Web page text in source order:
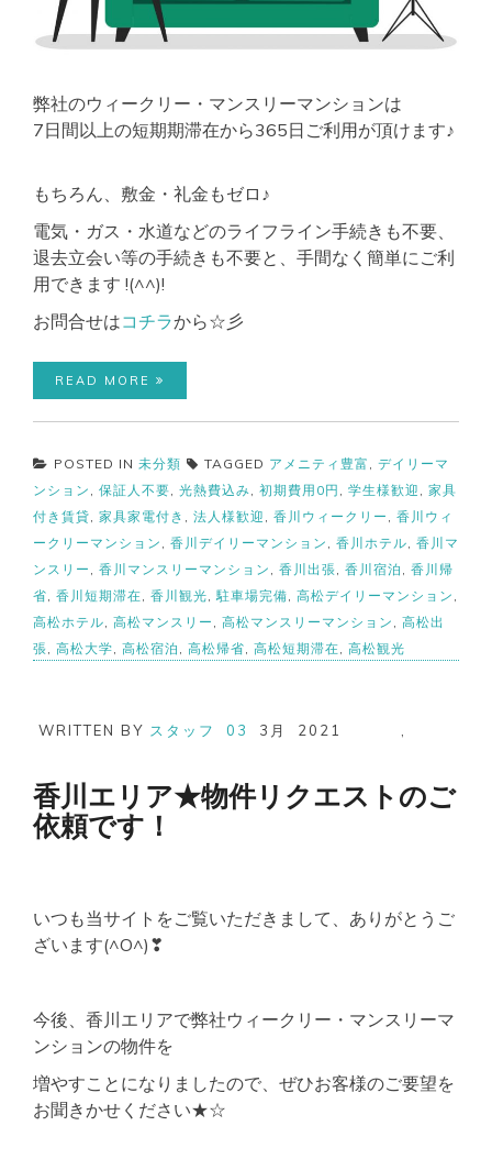
弊社のウィークリー・マンスリーマンションは
7日間以上の短期期滞在から365日ご利用が頂けます♪
もちろん、敷金・礼金もゼロ♪
電気・ガス・水道などのライフライン手続きも不要、
退去立会い等の手続きも不要と、手間なく簡単にご利
用できます !(^^)!
お問合せはコチラから☆彡
READ MORE
POSTED IN 未分類 TAGGED アメニティ豊富 , デイリーマ
ンション , 保証人不要, 光熱費込み, 初期費用0円 , 学生様歓迎 , 家具
付き賃貸, 家具家電付き , 法人様歓迎 , 香川ウィークリー , 香川ウィ
ークリーマンション , 香川デイリーマンション , 香川ホテル, 香川マ
ンスリー , 香川マンスリーマンション , 香川出張, 香川宿泊 , 香川帰
省, 香川短期滞在, 香川観光,駐車場完備, 高松デイリーマンション ,
高松ホテル, 高松マンスリー , 高松マンスリーマンション , 高松出
張, 高松大学, 高松宿泊 , 高松帰省, 高松短期滞在, 高松観光
WRITTEN BY スタッフ 03 3月 ,
2021
香川エリア★物件リクエストのご
依頼です！
いつも当サイトをご覧いただきまして、ありがとうご
ざいます(^O^)❣
今後、香川エリアで弊社ウィークリー・マンスリーマ
ンションの物件を
増やすことになりましたので、ぜひお客様のご要望を
お聞きかせください★☆